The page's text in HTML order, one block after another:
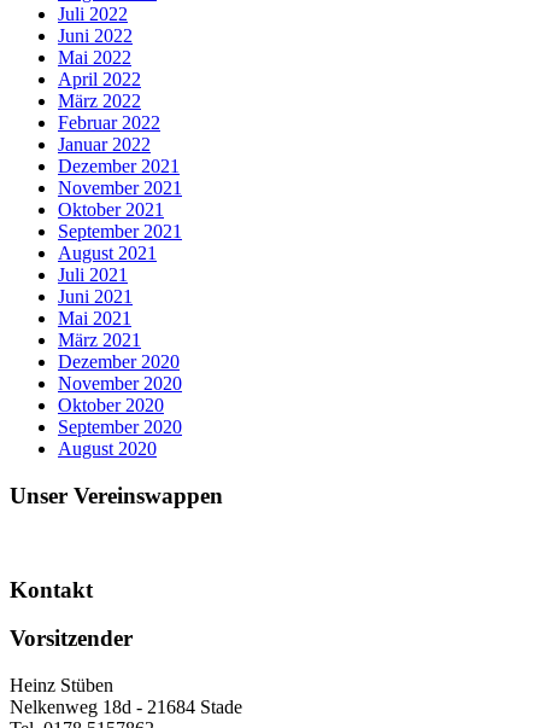
Juli 2022
Juni 2022
Mai 2022
April 2022
März 2022
Februar 2022
Januar 2022
Dezember 2021
November 2021
Oktober 2021
September 2021
August 2021
Juli 2021
Juni 2021
Mai 2021
März 2021
Dezember 2020
November 2020
Oktober 2020
September 2020
August 2020
Unser Vereinswappen
Kontakt
Vorsitzender
Heinz Stüben
Nelkenweg 18d - 21684 Stade